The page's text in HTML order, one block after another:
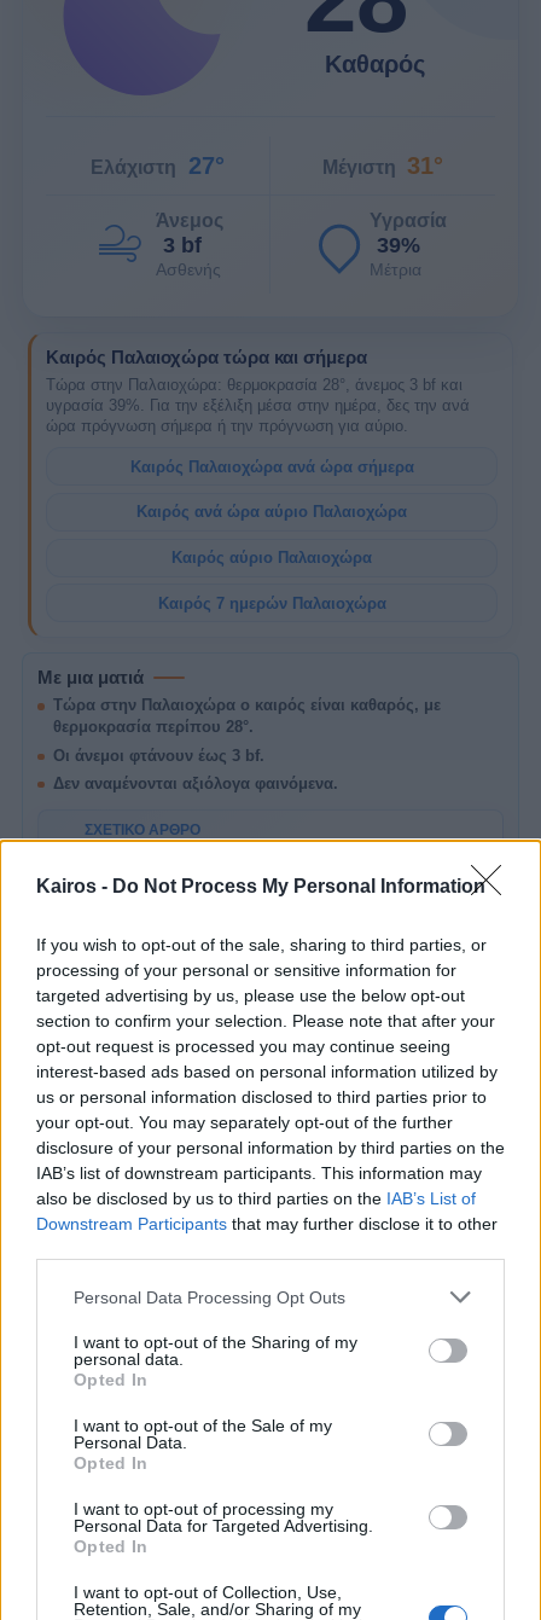
Kairos - Do Not Process My Personal Information
If you wish to opt-out of the sale, sharing to third parties, or
processing of your personal or sensitive information for
targeted advertising by us, please use the below opt-out
section to confirm your selection. Please note that after your
opt-out request is processed you may continue seeing
interest-based ads based on personal information utilized by
us or personal information disclosed to third parties prior to
your opt-out. You may separately opt-out of the further
disclosure of your personal information by third parties on the
IAB’s list of downstream participants. This information may
also be disclosed by us to third parties on the IAB’s List of
Downstream Participants that may further disclose it to other
Please note that this website/app uses one or more Google
not limited to your visit or usage behaviour. You may click to
grant or deny consent to Google and its third-party tags to
use your data for below specified purposes in below Google
consent section.
Personal Data Processing Opt Outs
I want to opt-out of the Sharing of my
personal data.
Opted In
I want to opt-out of the Sale of my
Personal Data.
Opted In
I want to opt-out of processing my
Personal Data for Targeted Advertising.
Opted In
I want to opt-out of Collection, Use,
Retention, Sale, and/or Sharing of my
Καθαρός
Ελάχιστη 27° Μέγιστη 31°
Άνεμος
3 bf
Ασθενής
Υγρασία
39%
Μέτρια
Καιρός Παλαιοχώρα τώρα και σήμερα
Τώρα στην Παλαιοχώρα: θερμοκρασία 28°, άνεμος 3 bf και
υγρασία 39%. Για την εξέλιξη μέσα στην ημέρα, δες την ανά
ώρα πρόγνωση σήμερα ή την πρόγνωση για αύριο.
Καιρός Παλαιοχώρα ανά ώρα σήμερα
Καιρός ανά ώρα αύριο Παλαιοχώρα
Καιρός αύριο Παλαιοχώρα
Καιρός 7 ημερών Παλαιοχώρα
Με μια ματιά
Τώρα στην Παλαιοχώρα ο καιρός είναι καθαρός, με
θερμοκρασία περίπου 28°.
Οι άνεμοι φτάνουν έως 3 bf.
Δεν αναμένονται αξιόλογα φαινόμενα.
A
ΣΧΕΤΙΚΌ ΆΡΘΡΟ
Τι να κοιτάς στην πρόγνωση κοντά στη θάλασσα:
βροχής, θερμοκρασία και ώρα αλλαγής.
Σήμερα στην
Παλαιοχώρα
Καθαρός καιρός, 27°–31°, άνεμοι έως 6 bf. Δεν
αναμένονται αξιόλογα φαινόμενα.
30°
Καθαρός
Άνεμος6 bf
Μεσημέρι
Καθαρός
Απόγευμα
30°
Άνεμος6 bf
Βράδυ
27°
Άνεμος